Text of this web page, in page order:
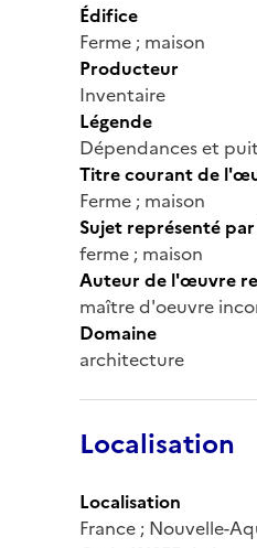
Édifice
Ferme ; maison
Producteur
Inventaire
Légende
Dépendances et
Titre courant de
Ferme ; maison
Sujet représenté
ferme ; maison
Auteur de l'œuvre
maître d'oeuvre
Domaine
architecture
Localisation
Localisation
France ; Nouvelle-